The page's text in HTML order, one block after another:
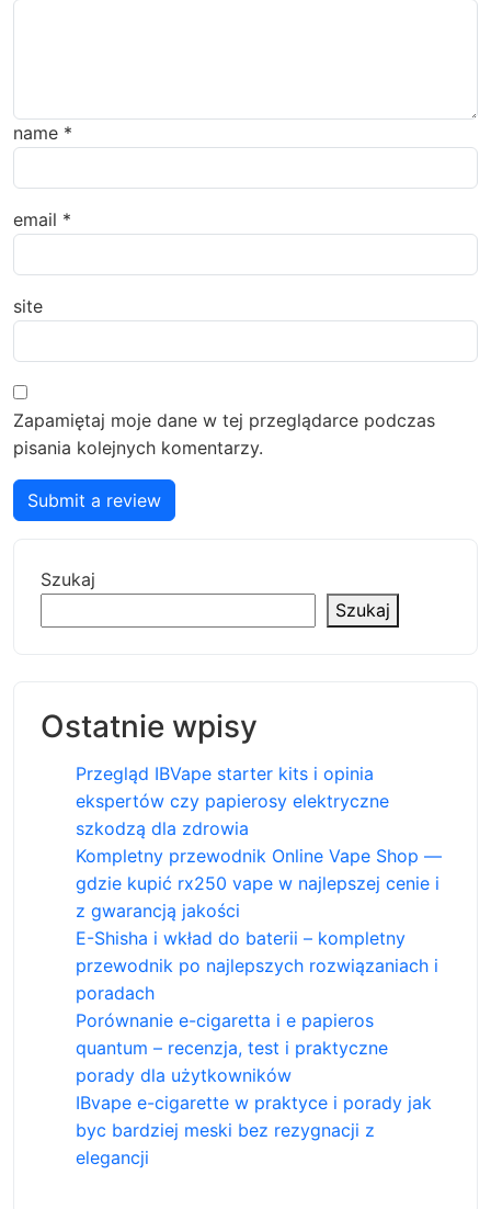
name *
email *
site
Zapamiętaj moje dane w tej przeglądarce podczas
pisania kolejnych komentarzy.
Submit a review
Szukaj
Szukaj
Ostatnie wpisy
Przegląd IBVape starter kits i opinia
ekspertów czy papierosy elektryczne
szkodzą dla zdrowia
Kompletny przewodnik Online Vape Shop —
gdzie kupić rx250 vape w najlepszej cenie i
z gwarancją jakości
E-Shisha i wkład do baterii – kompletny
przewodnik po najlepszych rozwiązaniach i
poradach
Porównanie e-cigaretta i e papieros
quantum – recenzja, test i praktyczne
porady dla użytkowników
IBvape e-cigarette w praktyce i porady jak
byc bardziej meski bez rezygnacji z
elegancji